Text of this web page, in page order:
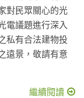
對民眾關心的光
電議題進行深入
私有合法建物投
遠景，敬請有意
繼續閱讀